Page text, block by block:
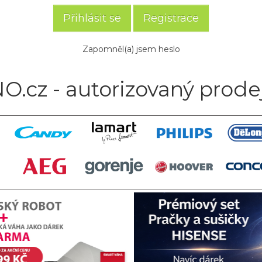
Registrace
Zapomněl(a) jsem heslo
- autorizovaný